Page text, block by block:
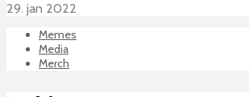
29. jan 2022
Memes
Media
Merch